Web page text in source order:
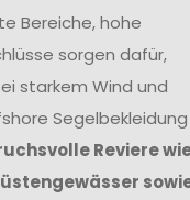
Bereiche, hohe
sorgen dafür,
starkem Wind und
Segelbekleidung
Reviere